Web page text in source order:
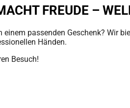
FREUDE –
einem passenden Geschenk? Wir
Händen.
Besuch!